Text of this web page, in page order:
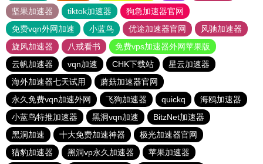
坚果加速器
tiktok加速器
狗急加速器官网
免费vqn外网加速
小蓝鸟 优途加速器官网
风驰加速器
旋风加速器
八戒看书
免费vps加速器外网苹果版
云帆加速器
vqn加速 CHK下载站
星云加速器
海外加速器七天试用
蘑菇加速器官网
永久免费vqn加速外网
飞狗加速器 quickq
海鸥加速器
小蓝鸟特推加速器
黑洞vqn加速
BitzNet加速器
黑洞加速
十大免费加速神器
极光加速器官网
猎豹加速器
黑洞vp永久加速器 苹果加速器